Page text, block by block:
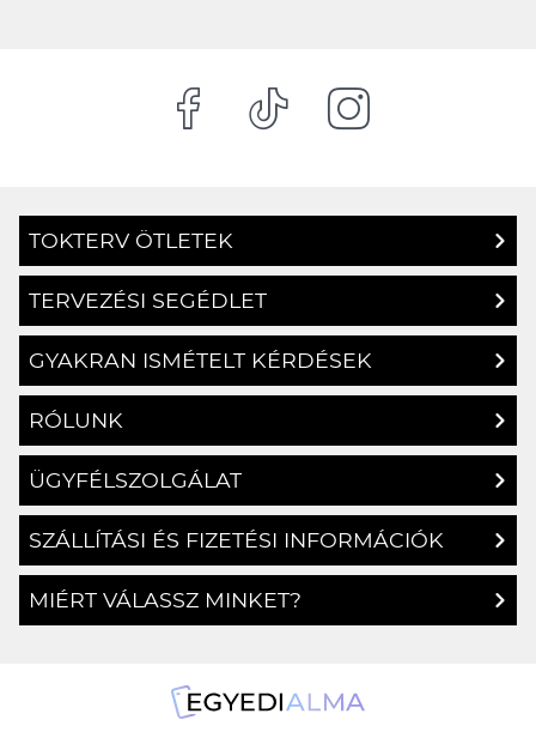
TOKTERV ÖTLETEK
TERVEZÉSI SEGÉDLET
GYAKRAN ISMÉTELT KÉRDÉSEK
RÓLUNK
ÜGYFÉLSZOLGÁLAT
SZÁLLÍTÁSI ÉS FIZETÉSI INFORMÁCIÓK
MIÉRT VÁLASSZ MINKET?